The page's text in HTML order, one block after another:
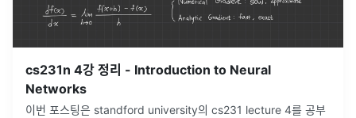
cs231n 4강 정리 - Introduction to Neural
Networks
이번 포스팅은 standford university의 cs231 lecture 4를 공부